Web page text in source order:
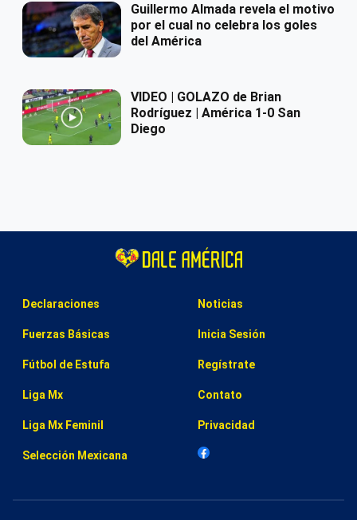
Guillermo Almada revela el motivo
por el cual no celebra los goles
del América
VIDEO | GOLAZO de Brian
Rodríguez | América 1-0 San
Diego
Declaraciones
Fuerzas Básicas
Fútbol de Estufa
Liga Mx
Liga Mx Feminil
Selección Mexicana
Noticias
Inicia Sesión
Regístrate
Contato
Privacidad